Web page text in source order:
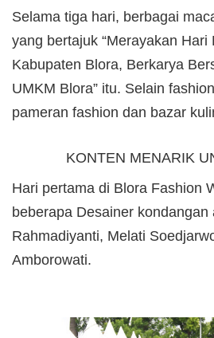
Selama tiga hari, berbagai
yang bertajuk “Merayakan Hari
Kabupaten Blora, Berkarya
UMKM Blora” itu. Selain
pameran fashion dan bazar
KONTEN MENARIK
Hari pertama di Blora Fashion
beberapa Desainer kondangan
Rahmadiyanti, Melati
Amborowati.